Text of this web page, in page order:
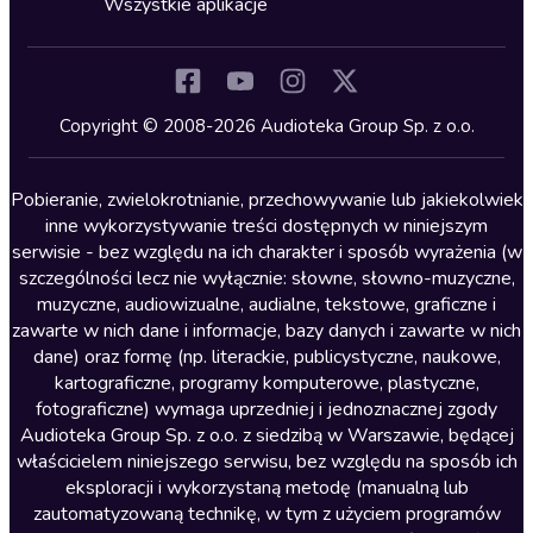
Kryminały
Lektury szkolne
Literatura anglojęzyczna
Literatura faktu
Literatura obyczajowa
Literatura piękna obca
Literatura piękna polska
Nagrania relaksacyjne
Nauka języków
Nauki humanistyczne
Podcasty i audycje
Copyright © 2008-2026 Audioteka Group Sp. z o.o.
Pobieranie, zwielokrotnianie, przechowywanie lub jakiekolwiek
inne wykorzystywanie treści dostępnych w niniejszym
serwisie - bez względu na ich charakter i sposób wyrażenia (w
szczególności lecz nie wyłącznie: słowne, słowno-muzyczne,
muzyczne, audiowizualne, audialne, tekstowe, graficzne i
zawarte w nich dane i informacje, bazy danych i zawarte w nich
dane) oraz formę (np. literackie, publicystyczne, naukowe,
kartograficzne, programy komputerowe, plastyczne,
fotograficzne) wymaga uprzedniej i jednoznacznej zgody
Audioteka Group Sp. z o.o. z siedzibą w Warszawie, będącej
właścicielem niniejszego serwisu, bez względu na sposób ich
eksploracji i wykorzystaną metodę (manualną lub
zautomatyzowaną technikę, w tym z użyciem programów